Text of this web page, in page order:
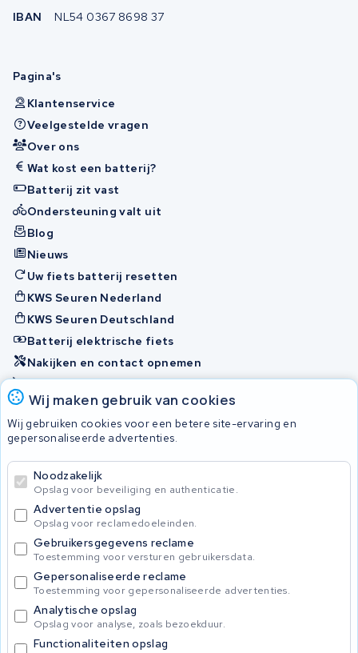
Wij maken gebruik van cookies
Wij gebruiken cookies voor een betere site-ervaring en
gepersonaliseerde advertenties.
Noodzakelijk
Opslag voor beveiliging en authenticatie.
Advertentie opslag
Opslag voor reclamedoeleinden.
Gebruikersgegevens reclame
Toestemming voor versturen gebruikersdata.
Gepersonaliseerde reclame
Toestemming voor gepersonaliseerde advertenties.
Analytische opslag
Opslag voor analyse, zoals bezoekduur.
Functionaliteiten opslag
IBAN
NL54 0367 8698 37
Pagina's
Klantenservice
Veelgestelde vragen
Over ons
Wat kost een batterij?
Batterij zit vast
Ondersteuning valt uit
Blog
Nieuws
Uw fiets batterij resetten
KWS Seuren Nederland
KWS Seuren Deutschland
Batterij elektrische fiets
Nakijken en contact opnemen
Onherstelbaar
Accu's
© 2026 KWS Seuren
Algemene voorwaarden
Privacy Policy